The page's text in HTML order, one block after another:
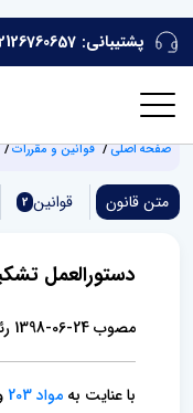
پشتیبانی:
صفحه اصلی قوانین و مقررات
متن قانون قوانین 2
دستورالعمل
مصوب 24-06-1398 رئیس قوه قضائیه
با عنایت به مواد 203